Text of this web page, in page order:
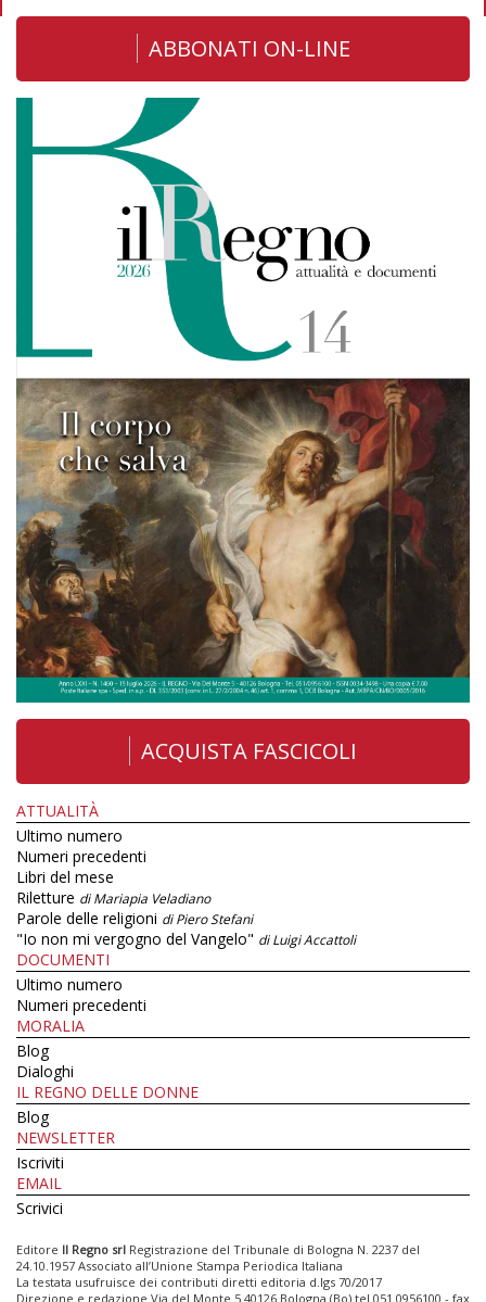
ABBONATI ON-LINE
ACQUISTA FASCICOLI
ATTUALITÀ
Ultimo numero
Numeri precedenti
Libri del mese
Riletture di Mariapia Veladiano
Parole delle religioni di Piero Stefani
"Io non mi vergogno del Vangelo" di Luigi Accattoli
DOCUMENTI
Ultimo numero
Numeri precedenti
MORALIA
Blog
Dialoghi
IL REGNO DELLE DONNE
Blog
NEWSLETTER
Iscriviti
EMAIL
Scrivici
Editore Il Regno srl Registrazione del Tribunale di Bologna N. 2237 del
24.10.1957 Associato all’Unione Stampa Periodica Italiana
La testata usufruisce dei contributi diretti editoria d.lgs 70/2017
Direzione e redazione Via del Monte 5 40126 Bologna (Bo) tel 051 0956100 - fax